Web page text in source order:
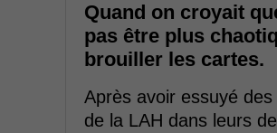
Quand on croyait
pas être plus
brouiller les cartes.
Après avoir essuyé
de la LAH dans leurs